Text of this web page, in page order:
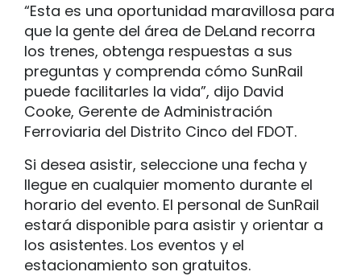
“Esta es una oportunidad maravillosa para
que la gente del área de DeLand recorra
los trenes, obtenga respuestas a sus
preguntas y comprenda cómo SunRail
puede facilitarles la vida”, dijo David
Cooke, Gerente de Administración
Ferroviaria del Distrito Cinco del FDOT.
Si desea asistir, seleccione una fecha y
llegue en cualquier momento durante el
horario del evento. El personal de SunRail
estará disponible para asistir y orientar a
los asistentes. Los eventos y el
estacionamiento son gratuitos.